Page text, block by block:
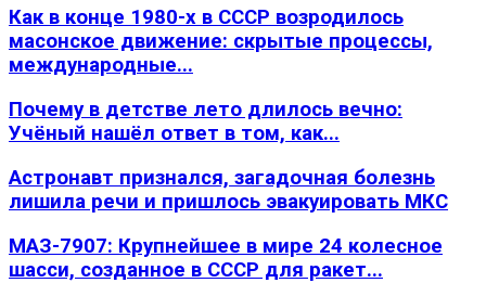
Как в конце 1980-х в СССР возродилось
масонское движение: скрытые процессы,
международные...
Почему в детстве лето длилось вечно:
Учёный нашёл ответ в том, как...
Астронавт признался, загадочная болезнь
лишила речи и пришлось эвакуировать МКС
МАЗ-7907: Крупнейшее в мире 24 колесное
шасси, созданное в СССР для ракет...